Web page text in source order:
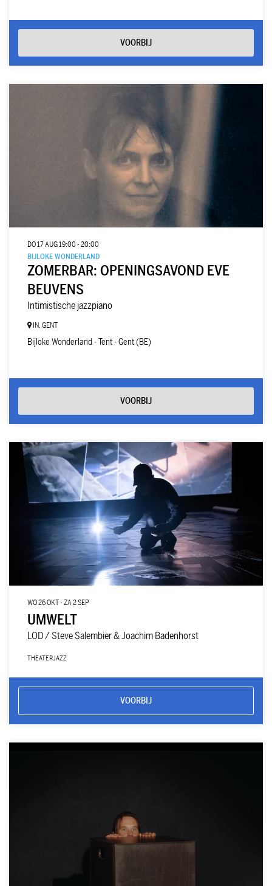
VOORBIJ
ZOMERBAR: OPENINGSAVOND EVE
BEUVENS
Intimistische jazzpiano
BIJLOKE WONDERLAND
DO 17 AUG19:00 - 20:00
IN, GENT
Bijloke Wonderland - Tent - Gent (BE)
VOORBIJ
UMWELT
LOD / Steve Salembier & Joachim Badenhorst
WO 26 OKT-ZA 2 SEP
THEATERJAZZ
VOORBIJ